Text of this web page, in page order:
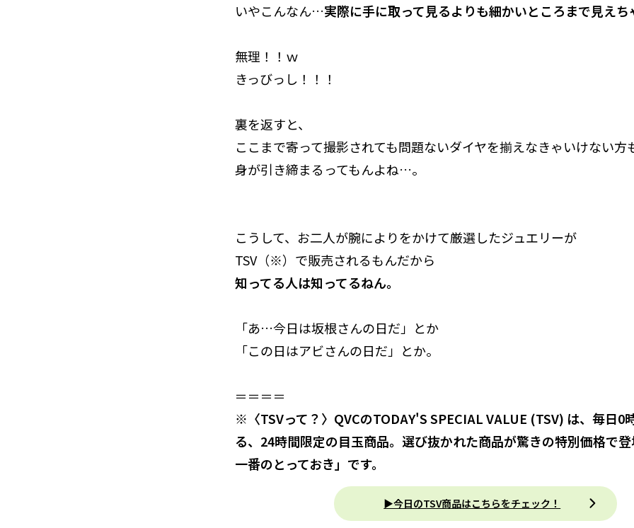
いやこんなん…実際に手に取って見るよりも細かいところまで見え
無理！！ｗ
きっびっし！！！
裏を返すと、
ここまで寄って撮影されても問題ないダイヤを揃えなきゃいけない方
身が引き締まるってもんよね…。
こうして、お二人が腕によりをかけて厳選したジュエリーが
TSV（※）で販売されるもんだから
知ってる人は知ってるねん。
「あ…今日は坂根さんの日だ」とか
「この日はアビさんの日だ」とか。
＝＝＝＝
※〈TSVって？〉QVCのTODAY'S SPECIAL VALUE (TSV) は、毎日0
る、24時間限定の目玉商品。選び抜かれた商品が驚きの特別価格で
一番のとっておき」です。
▶今日のTSV商品はこちらをチェック！